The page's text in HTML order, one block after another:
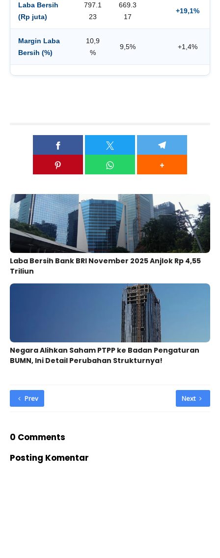
Laba Bersih
(Rp juta)
797.1
23
669.3
17
+19,1%
Margin Laba
Bersih (%)
10,9
%
9,5% +1,4%
Laba Bersih Bank BRI November 2025 Anjlok Rp 4,55
Triliun
Negara Alihkan Saham PTPP ke Badan Pengaturan
BUMN, Ini Detail Perubahan Strukturnya!
Prev Next
0 Comments
Posting Komentar